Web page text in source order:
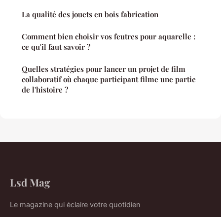
La qualité des jouets en bois fabrication
Comment bien choisir vos feutres pour aquarelle :
ce qu'il faut savoir ?
Quelles stratégies pour lancer un projet de film
collaboratif où chaque participant filme une partie
de l'histoire ?
Lsd Mag
Le magazine qui éclaire votre quotidien